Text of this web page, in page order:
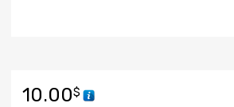
10.00$